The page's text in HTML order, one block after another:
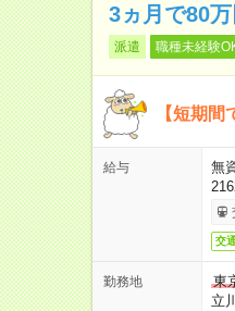
3ヵ月で80
派遣 職種未経験
【短期
給与
無
交
勤務地
東
立